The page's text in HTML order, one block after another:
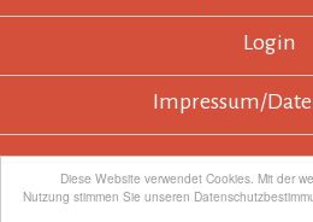
Diese Website verwendet Cookies. Mit der
Nutzung stimmen Sie unseren
Login
Impressum/